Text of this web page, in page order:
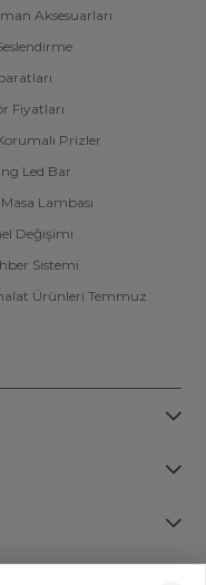
Aksesuarları
Fiyatları
Prizler
Led Bar
Lambası
Değişimi
Sistemi
Ürünleri Temmuz